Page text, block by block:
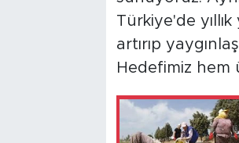
Türkiye'de
artırıp
Hedefimiz hem